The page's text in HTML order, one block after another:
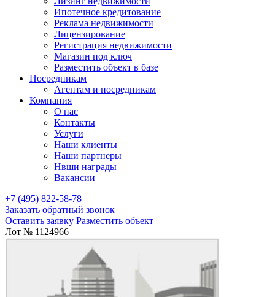
Ипотечное кредитование
Реклама недвижимости
Лицензирование
Регистрация недвижимости
Магазин под ключ
Разместить объект в базе
Посредникам
Агентам и посредникам
Компания
О нас
Контакты
Услуги
Наши клиенты
Наши партнеры
Нвши награды
Вакансии
+7 (495) 822-58-78
Заказать обратный звонок
Оставить заявку Разместить объект
Лот № 1124966